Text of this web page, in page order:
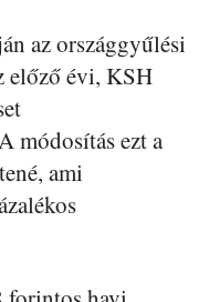
az országgyűlési
előző évi, KSH
módosítás ezt a
ami